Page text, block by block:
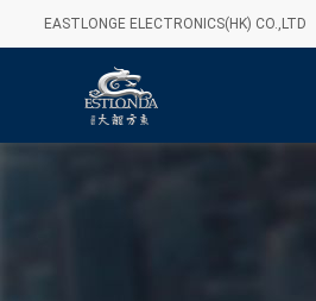
EASTLONGE ELECTRONICS(HK) CO.,LTD